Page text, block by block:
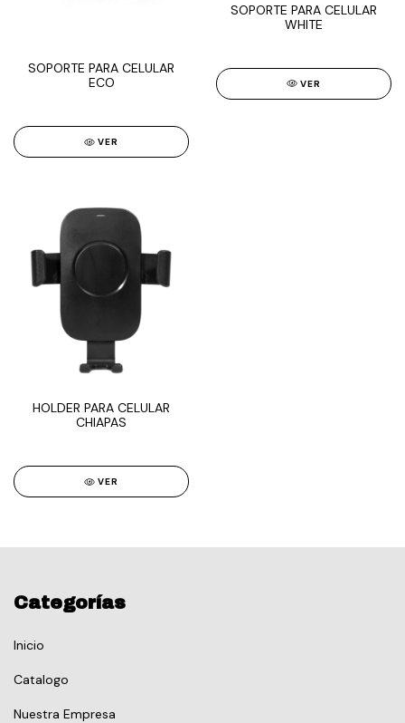
SOPORTE PARA CELULAR
ECO
VER
SOPORTE PARA CELULAR
WHITE
VER
HOLDER PARA CELULAR
CHIAPAS
VER
Categorías
Inicio
Catalogo
Nuestra Empresa